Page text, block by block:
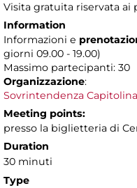
Visita gratuita riservata ai
Information
Informazioni e
giorni 09.00 - 19.00)
Massimo partecipanti: 30
Organizzazione:
Sovrintendenza
Meeting points:
presso la biglietteria di
Duration
30 minuti
Type